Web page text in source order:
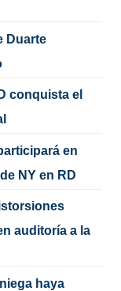
Duarte
conquista el
en
NY en RD
auditoría a la
haya